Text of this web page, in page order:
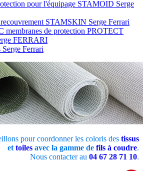
pour l'équipage STAMOID Serge
STAMSKIN Serge Ferrari
membranes de protection PROTECT
FERRARI
Serge Ferrari
pour coordonner les coloris des tissus
et toiles avec la gamme de fils à coudre.
Nous contacter au 04 67 28 71 10.